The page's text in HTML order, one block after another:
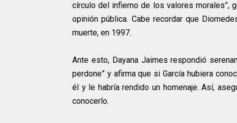
círculo del infierno de los valores morales”,
opinión pública. Cabe recordar que
muerte, en 1997.
Ante esto, Dayana Jaimes respondió
perdone” y afirma que si García hubiera
él y le habría rendido un homenaje. Así,
conocerlo.